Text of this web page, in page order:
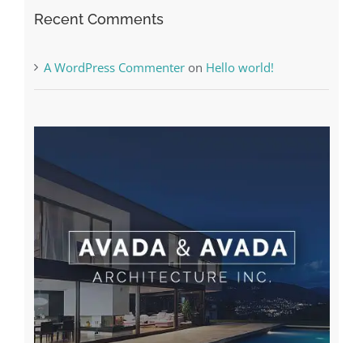
Recent Comments
A WordPress Commenteron Hello world!